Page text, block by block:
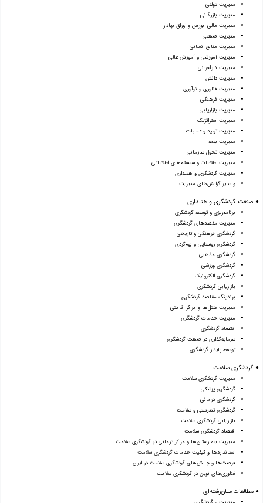
مدیریت دولتی
مدیریت بازرگانی
مدیریت مالی، بورس و اوراق بهادار
مدیریت صنعتی
مدیریت منابع انسانی
مدیریت آموزشی و آموزش عالی
مدیریت کارآفرینی
مدیریت دانش
مدیریت فناوری و نوآوری
مدیریت فرهنگی
مدیریت بازاریابی
مدیریت استراتژیک
مدیریت تولید و عملیات
مدیریت بیمه
مدیریت تحول سازمانی
مدیریت اطلاعات و سیستم‌های اطلاعاتی
مدیریت گردشگری و هتلداری
و سایر گرایش‌های مدیریت
● صنعت گردشگری و هتلداری
برنامه‌ریزی و توسعه گردشگری
مدیریت مقصدهای گردشگری
گردشگری فرهنگی و تاریخی
گردشگری روستایی و بوم‌گردی
گردشگری مذهبی
گردشگری ورزشی
گردشگری الکترونیک
بازاریابی گردشگری
برندینگ مقاصد گردشگری
مدیریت هتل‌ها و مراکز اقامتی
مدیریت خدمات گردشگری
اقتصاد گردشگری
سرمایه‌گذاری در صنعت گردشگری
توسعه پایدار گردشگری
● گردشگری سلامت
مدیریت گردشگری سلامت
گردشگری پزشکی
گردشگری درمانی
گردشگری تندرستی و سلامت
بازاریابی گردشگری سلامت
اقتصاد گردشگری سلامت
مدیریت بیمارستان‌ها و مراکز درمانی در گردشگری سلامت
استانداردها و کیفیت خدمات گردشگری سلامت
فرصت‌ها و چالش‌های گردشگری سلامت در ایران
فناوری‌های نوین در گردشگری سلامت
● مطالعات میان‌رشته‌ای